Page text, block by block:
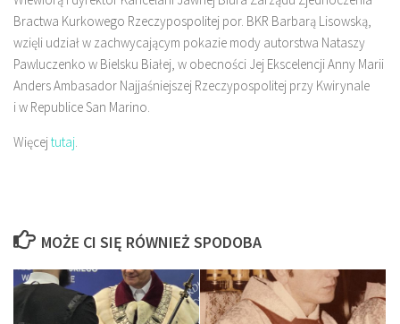
Bractwa Kurkowego Rzeczypospolitej por. BKR Barbarą Lisowską,
wzięli udział w zachwycającym pokazie mody autorstwa Nataszy
Pawluczenko w Bielsku Białej, w obecności Jej Ekscelencji Anny Marii
Anders Ambasador Najjaśniejszej Rzeczypospolitej przy Kwirynale
i w Republice San Marino.
Więcejtutaj.
MOŻE CI SIĘ RÓWNIEŻ SPODOBA